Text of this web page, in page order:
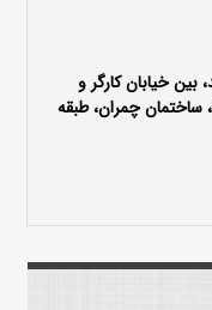
بین خیابان کارگر و
بزرگراه چمران، کوچه پروانه، پلاک ۴، ساختمان چمران، طبقه